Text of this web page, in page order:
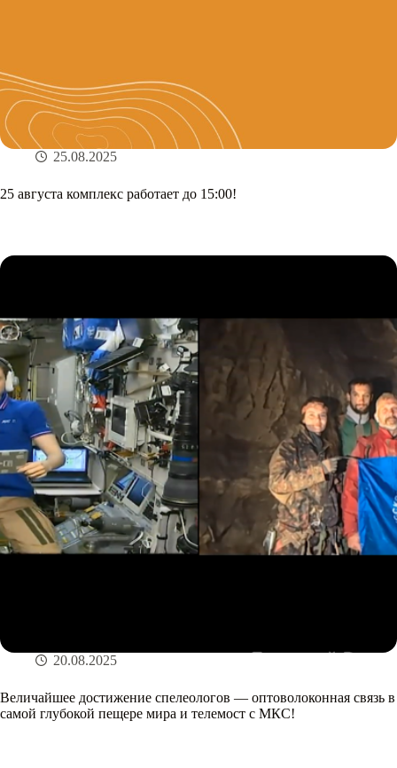
25.08.2025
25 августа комплекс работает до 15:00!
20.08.2025
Величайшее достижение спелеологов — оптоволоконная связь в
самой глубокой пещере мира и телемост с МКС!